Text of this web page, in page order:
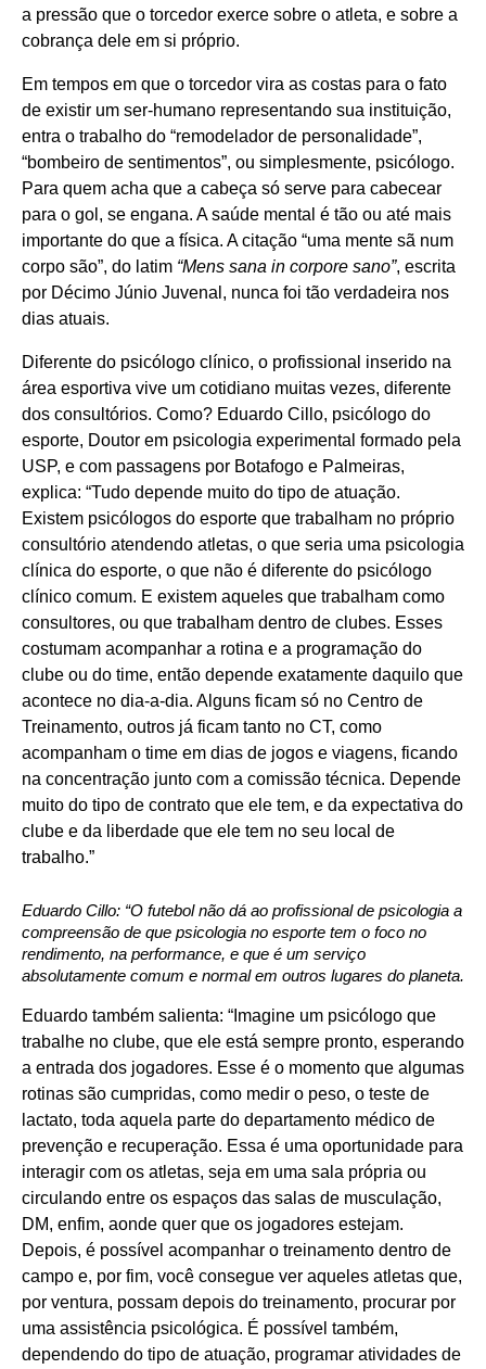
a pressão que o torcedor exerce sobre o atleta, e sobre a
cobrança dele em si próprio.
Em tempos em que o torcedor vira as costas para o fato
de existir um ser-humano representando sua instituição,
entra o trabalho do “remodelador de personalidade”,
“bombeiro de sentimentos”, ou simplesmente, psicólogo.
Para quem acha que a cabeça só serve para cabecear
para o gol, se engana. A saúde mental é tão ou até mais
importante do que a física. A citação “uma mente sã num
corpo são”, do latim “Mens sana in corpore sano”, escrita
por Décimo Júnio Juvenal, nunca foi tão verdadeira nos
dias atuais.
Diferente do psicólogo clínico, o profissional inserido na
área esportiva vive um cotidiano muitas vezes, diferente
dos consultórios. Como? Eduardo Cillo, psicólogo do
esporte, Doutor em psicologia experimental formado pela
USP, e com passagens por Botafogo e Palmeiras,
explica: “Tudo depende muito do tipo de atuação.
Existem psicólogos do esporte que trabalham no próprio
consultório atendendo atletas, o que seria uma psicologia
clínica do esporte, o que não é diferente do psicólogo
clínico comum. E existem aqueles que trabalham como
consultores, ou que trabalham dentro de clubes. Esses
costumam acompanhar a rotina e a programação do
clube ou do time, então depende exatamente daquilo que
acontece no dia-a-dia. Alguns ficam só no Centro de
Treinamento, outros já ficam tanto no CT, como
acompanham o time em dias de jogos e viagens, ficando
na concentração junto com a comissão técnica. Depende
muito do tipo de contrato que ele tem, e da expectativa do
clube e da liberdade que ele tem no seu local de
trabalho.”
Eduardo Cillo: “O futebol não dá ao profissional de psicologia a
compreensão de que psicologia no esporte tem o foco no
rendimento, na performance, e que é um serviço
absolutamente comum e normal em outros lugares do planeta.
Eduardo também salienta: “Imagine um psicólogo que
trabalhe no clube, que ele está sempre pronto, esperando
a entrada dos jogadores. Esse é o momento que algumas
rotinas são cumpridas, como medir o peso, o teste de
lactato, toda aquela parte do departamento médico de
prevenção e recuperação. Essa é uma oportunidade para
interagir com os atletas, seja em uma sala própria ou
circulando entre os espaços das salas de musculação,
DM, enfim, aonde quer que os jogadores estejam.
Depois, é possível acompanhar o treinamento dentro de
campo e, por fim, você consegue ver aqueles atletas que,
por ventura, possam depois do treinamento, procurar por
uma assistência psicológica. É possível também,
dependendo do tipo de atuação, programar atividades de